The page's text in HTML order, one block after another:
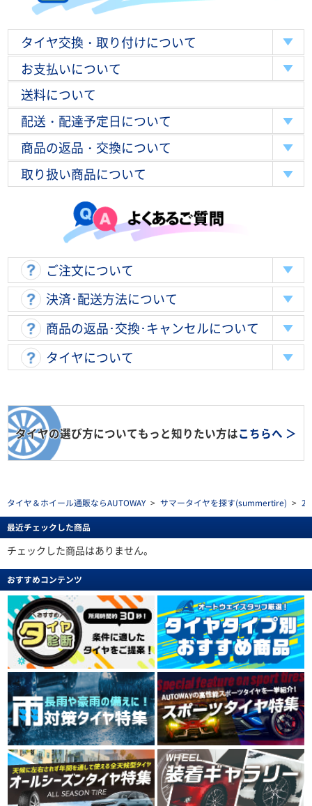
タイヤ交換・取り付けについて
お支払いについて
送料について
配送・配達予定日について
商品の返品・交換について
取り扱い商品について
ご注文について
決済･配送方法について
商品の返品･交換･キャンセルについて
タイヤについて
タイヤの選び方についてもっと知りたい方はこちらへ ＞
タイヤ＆ホイール通販ならAUTOWAY > サマータイヤを探す(summertire) >
最近チェックした商品
チェックした商品はありません。
おすすめコンテンツ